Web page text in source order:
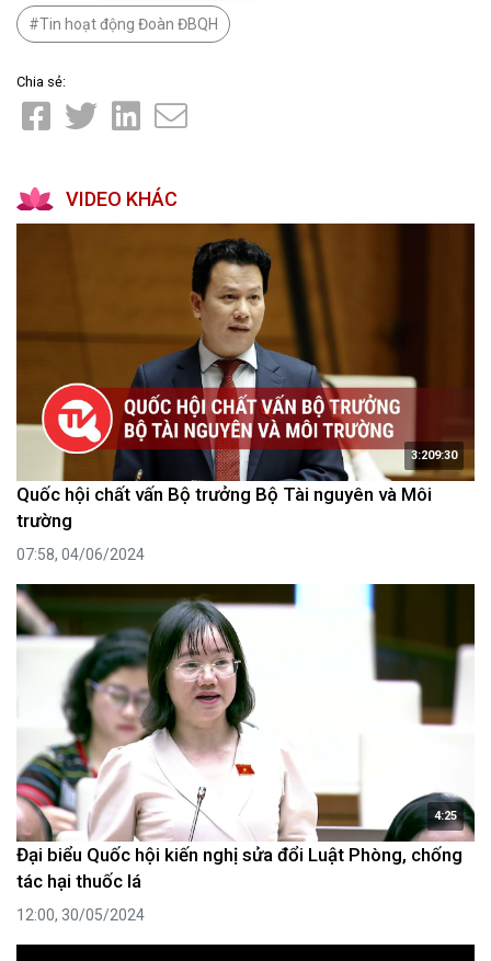
Tin hoạt động Đoàn ĐBQH
Chia sẻ:
VIDEO KHÁC
3:209:30
Quốc hội chất vấn Bộ trưởng Bộ Tài nguyên và Môi
trường
07:58, 04/06/2024
4:25
Đại biểu Quốc hội kiến nghị sửa đổi Luật Phòng, chống
tác hại thuốc lá
12:00, 30/05/2024